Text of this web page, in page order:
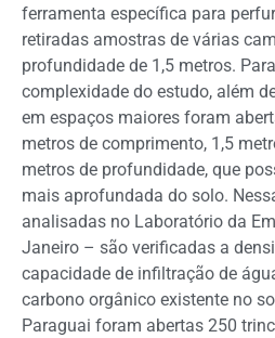
ferramenta específica para
retiradas amostras de várias
profundidade de 1,5 metros.
complexidade do estudo, além
em espaços maiores foram
metros de comprimento, 1,5
metros de profundidade, que
mais aprofundada do solo.
analisadas no Laboratório da
Janeiro – são verificadas a
capacidade de infiltração de
carbono orgânico existente no
Paraguai foram abertas 250